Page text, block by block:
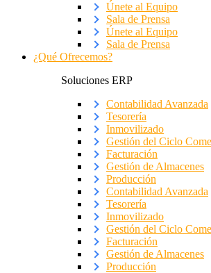
Únete al Equipo
Sala de Prensa
Únete al Equipo
Sala de Prensa
¿Qué Ofrecemos?
Soluciones ERP
Contabilidad Avanzada
Tesorería
Inmovilizado
Gestión del Ciclo
Facturación
Gestión de Almacenes
Producción
Contabilidad Avanzada
Tesorería
Inmovilizado
Gestión del Ciclo
Facturación
Gestión de Almacenes
Producción